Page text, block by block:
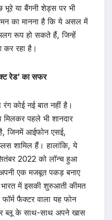
या बैंगनी शेड्स पर भी
का मानना है कि ये असल में
रूप हो सकते हैं, जिन्हें
कर रहा है।
रेड’ का सफर
कोई नई बात नहीं है।
पहले भी शानदार
है, जिनमें आईफोन एसई,
शामिल हैं। हालांकि, ये
2022 को लॉन्च हुआ
एक मजबूत पकड़ बनाए
में इसकी शुरुआती कीमत
फैक्टर वाला यह फोन
ब्लू के साथ-साथ अपने खास